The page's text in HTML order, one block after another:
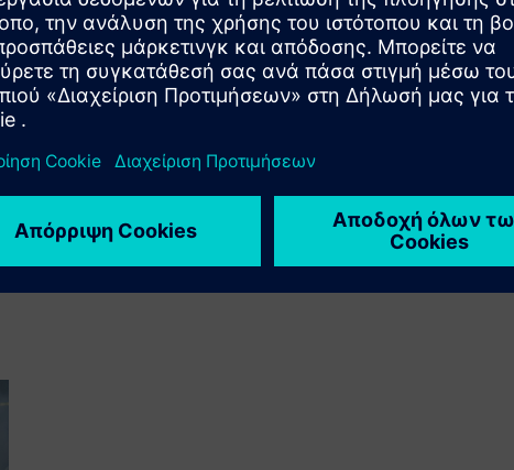
προϊόντος Siemens Xcelerator με το δικό του προϊόν